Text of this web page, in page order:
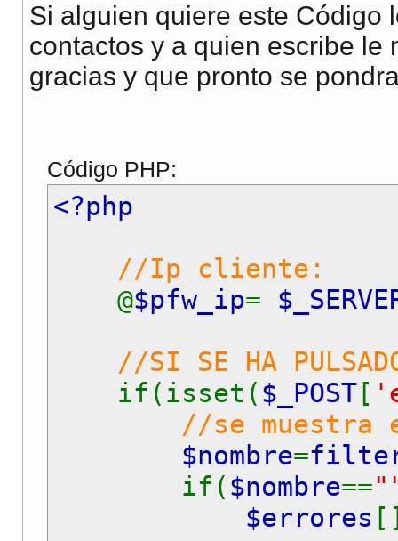
$mensaje.=" \r\n";
$mensaje .=
$mensaje .= " \r\n"
$mensaje
$mensaje.=
$para=
$asunto = 'Contacto
( $para, $asunto ,
Si alguien quiere este Código
contactos y a quien escribe le
gracias y que pronto se
Código PHP:
<?php
//Ip cliente:
@$pfw_ip=
//SI SE HA
if(isset( $_POST [
//se muestra
$nombre=
if( $nombre==
$errores